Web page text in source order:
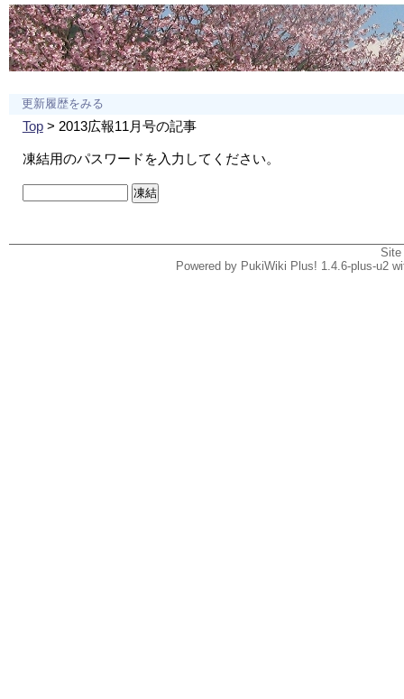
更新履歴をみる
Top> 2013広報11月号の記事
凍結用のパスワードを入力してください。
Powered by PukiWiki Plus! 1.4.6-plus-u2